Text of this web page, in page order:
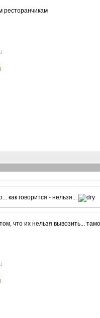
ресторанчикам
как говорится - нельзя...
что их нельзя вывозить...